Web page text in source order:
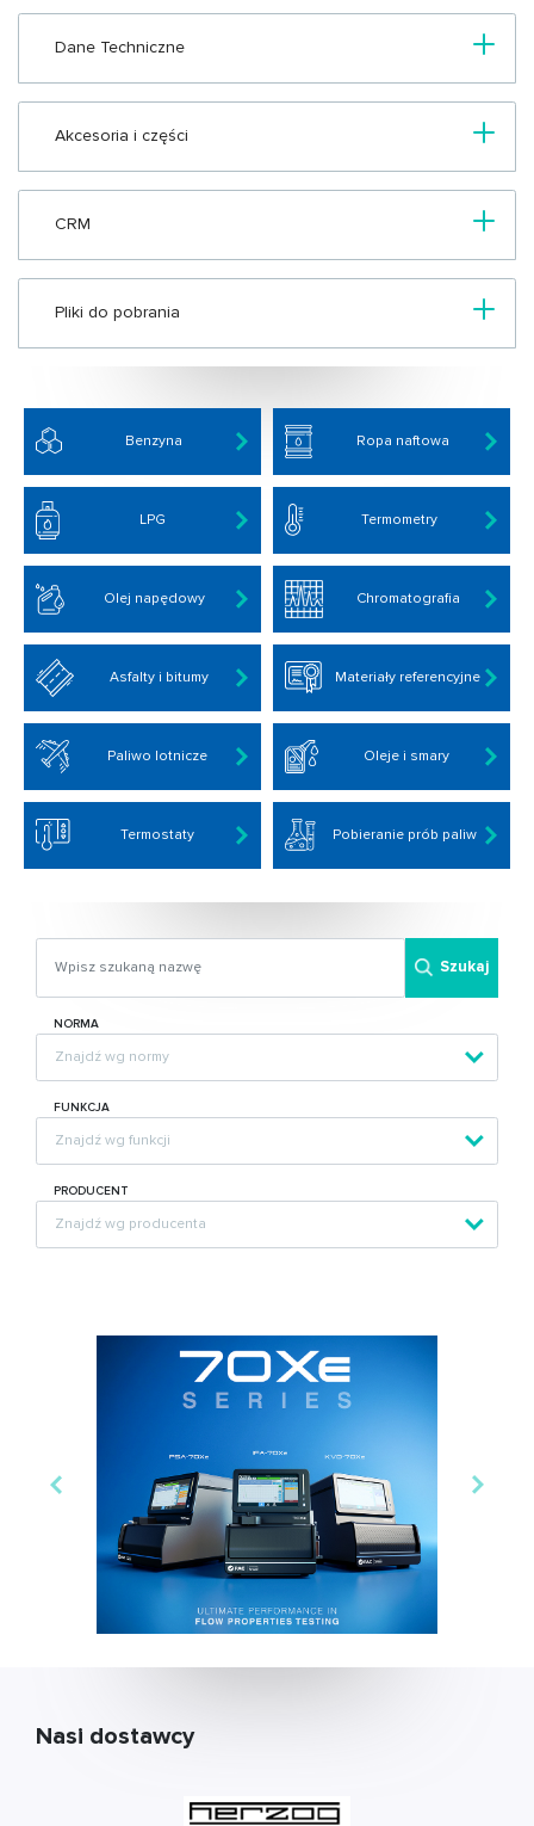
Dane Techniczne
Akcesoria i części
CRM
Pliki do pobrania
Benzyna Ropa naftowa
LPG Termometry
Olej napędowy Chromatografia
Asfalty i bitumy Materiały referencyjne
Paliwo lotnicze Oleje i smary
Termostaty Pobieranie prób paliw
Szukaj
NORMA
FUNKCJA
PRODUCENT
Nasi dostawcy